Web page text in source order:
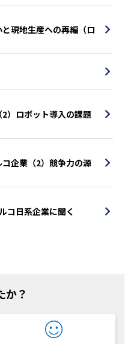
現地生産への再編（ロ
）ロボット導入の課題
企業（2）競争力の源
コ日系企業に聞く
か？